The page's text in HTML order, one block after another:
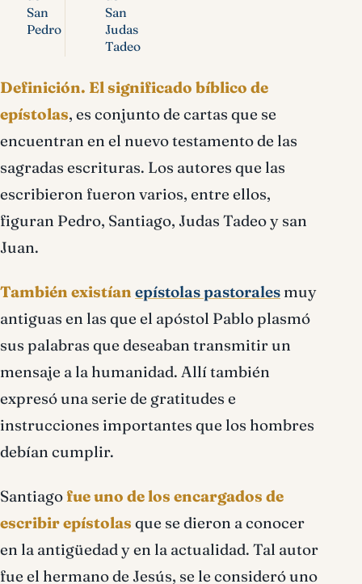
San
Pedro
San
Judas
Tadeo
Definición. El significado bíblico de
epístolas, es conjunto de cartas que se
encuentran en el nuevo testamento de las
sagradas escrituras. Los autores que las
escribieron fueron varios, entre ellos,
figuran Pedro, Santiago, Judas Tadeo y san
Juan.
También existían epístolas pastorales muy
antiguas en las que el apóstol Pablo plasmó
sus palabras que deseaban transmitir un
mensaje a la humanidad. Allí también
expresó una serie de gratitudes e
instrucciones importantes que los hombres
debían cumplir.
Santiagofue uno de los encargados de
escribir epístolas que se dieron a conocer
en la antigüedad y en la actualidad. Tal autor
fue el hermano de Jesús, se le consideró uno